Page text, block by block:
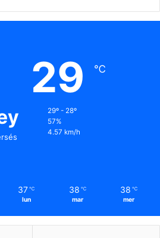
29 ℃
29º - 28º
57%
4.57 km/h
37 ℃
lun
38 ℃
mar
38 ℃
mer